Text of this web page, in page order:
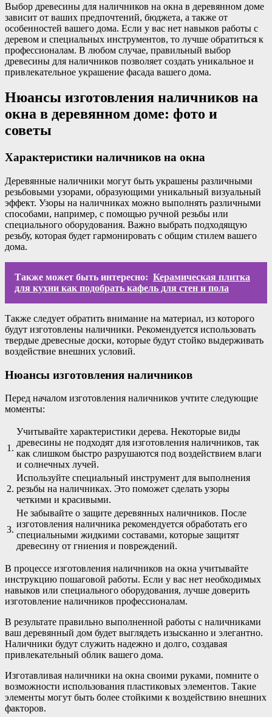
Выбор древесины для наличников на окна в деревянном доме
зависит от ваших предпочтений, бюджета, а также от
особенностей вашего дома. Если у вас нет навыков работы с
деревом и специальных инструментов, то лучше обратиться к
профессионалам. В любом случае, правильный выбор
древесины для наличников позволяет создать уникальное и
привлекательное украшение фасада вашего дома.
Нюансы изготовления наличников на
окна в деревянном доме: фото и
советы
Характеристики наличников на окна
Деревянные наличники могут быть украшены различными
резьбовыми узорами, образующими уникальный визуальный
эффект. Узоры на наличниках можно выполнять различными
способами, например, с помощью ручной резьбы или
специального оборудования. Важно выбрать подходящую
резьбу, которая будет гармонировать с общим стилем вашего
дома.
Также может быть интересно: Керамическая плитка
для кухни как подобрать кафель для стен и пола
Также следует обратить внимание на материал, из которого
будут изготовлены наличники. Рекомендуется использовать
твердые древесные доски, которые будут стойко выдерживать
воздействие внешних условий.
Нюансы изготовления наличников
Перед началом изготовления наличников учтите следующие
моменты:
1.
Учитывайте характеристики дерева. Некоторые виды
древесины не подходят для изготовления наличников, так
как слишком быстро разрушаются под воздействием влаги
и солнечных лучей.
2.
Используйте специальный инструмент для выполнения
резьбы на наличниках. Это поможет сделать узоры
четкими и красивыми.
3.
Не забывайте о защите деревянных наличников. После
изготовления наличника рекомендуется обработать его
специальными жидкими составами, которые защитят
древесину от гниения и повреждений.
В процессе изготовления наличников на окна учитывайте
инструкцию пошаговой работы. Если у вас нет необходимых
навыков или специального оборудования, лучше доверить
изготовление наличников профессионалам.
В результате правильно выполненной работы с наличниками
ваш деревянный дом будет выглядеть изысканно и элегантно.
Наличники будут служить надежно и долго, создавая
привлекательный облик вашего дома.
Изготавливая наличники на окна своими руками, помните о
возможности использования пластиковых элементов. Такие
элементы могут быть более стойкими к воздействию внешних
факторов.